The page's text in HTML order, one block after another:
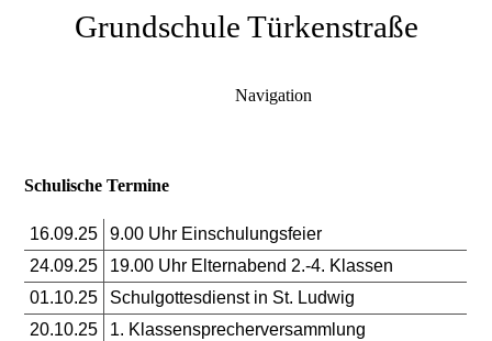
Grundschule Türkenstraße
Navigation
Schulische Termine
16.09.25
9.00 Uhr Einschulungsfeier
24.09.25
19.00 Uhr Elternabend 2.-4. Klassen
01.10.25
Schulgottesdienst in St. Ludwig
20.10.25
1. Klassensprecherversammlung